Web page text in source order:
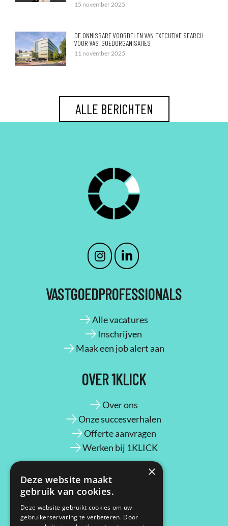
15 november 2025
DE ONMISBARE VOORDELEN VAN EXECUTIVE SEARCH
VOOR VASTGOEDORGANISATIES
11 november 2025
ALLE BERICHTEN
VASTGOEDPROFESSIONALS
Alle vacatures
Inschrijven
Maak een job alert aan
OVER 1KLICK
Over ons
Onze succesverhalen
Offerte aanvragen
Werken bij 1KLICK
CONTACT
Maassluisstraat 2
1062 GD Amsterdam
×
Deze website maakt
gebruik van cookies.
Deze website gebruikt cookies om uw
gebruikerservaring te verbeteren. Door